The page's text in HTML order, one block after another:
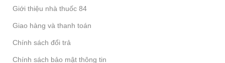
Giới thiệu nhà thuốc 84
Giao hàng và thanh toán
Chính sách đổi trả
Chính sách bảo mật thông tin